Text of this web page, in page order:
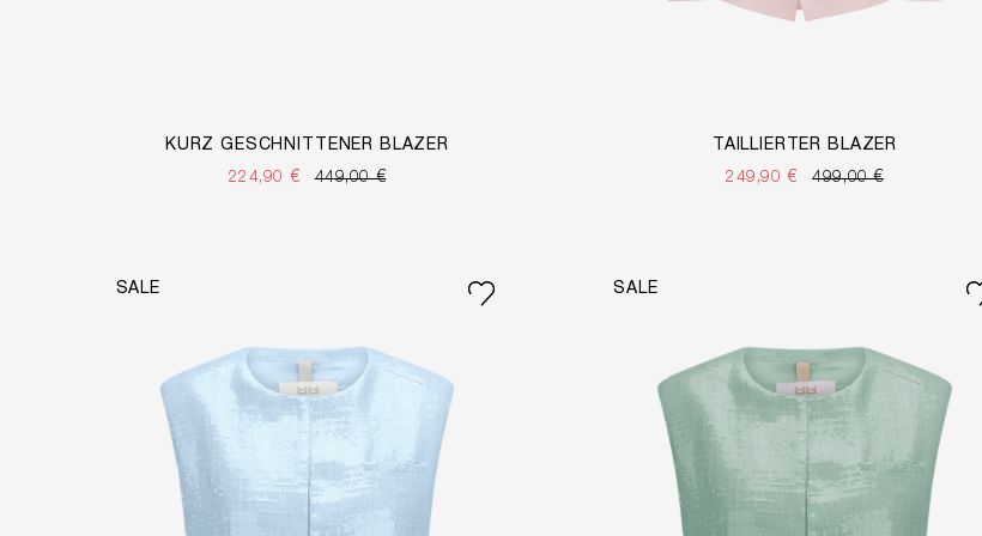
KURZ GESCHNITTENER BLAZER
224,90 €
449,00 €
TAILLIERTER BLAZER
249,90 €
499,00 €
SALE SALE